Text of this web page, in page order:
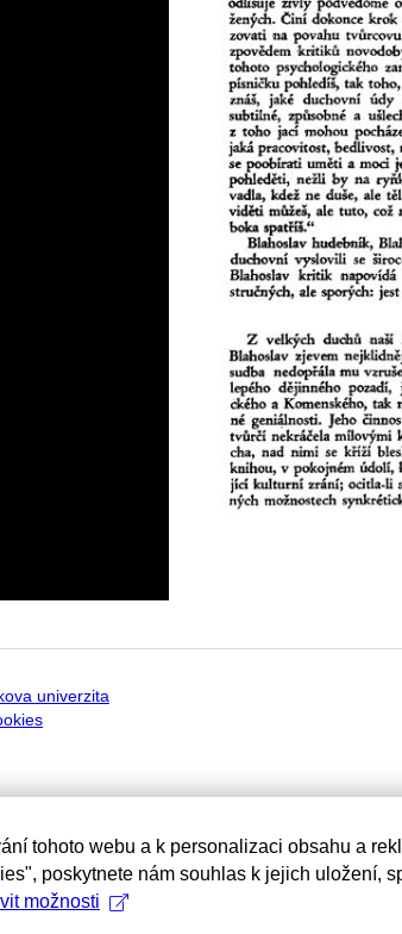
univerzita
tohoto webu a k personalizaci obsahu a
poskytnete nám souhlas k jejich uložení,
možnosti